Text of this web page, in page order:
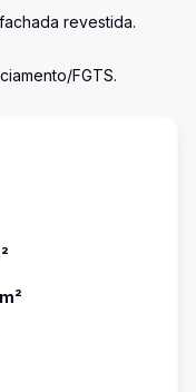
revestida.
FGTS.
m²